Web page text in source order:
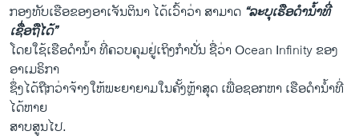
ກອງທັບເຮືອຂອງອາເຈັນຕິນາ ໄດ້ເວົ້າວ່າ ສາມາດ “ລະບຸເຮືອດຳນ້ຳທີ່
ເຊື່ອຖືໄດ້”
ໂດຍໃຊ້ເຮືອດຳນ້ຳ ທີ່ຄວບຄຸມຢູ່ເຖິງກຳປັ່ນ ຊື່ວ່າ Ocean Infinity ຂອງ
ອາເມຣິກາ
ຊຶ່ງໄດ້ຖືກວ່າຈ້າງໃຫ້ພະຍາຍາມໃນຄັ້ງຫຼ້າສຸດ ເພື່ອຊອກຫາ ເຮືອດຳນ້ຳທີ່
ໄດ້ຫາຍ
ສາບສູນໄປ.